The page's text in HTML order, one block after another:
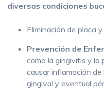
diversas condiciones
Eliminación de placa y
Prevención de
como la gingivitis y la
causar inflamación
gingival y eventual